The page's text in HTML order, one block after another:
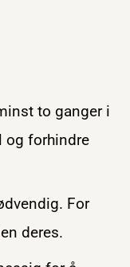
to ganger i
og forhindre
For
deres.